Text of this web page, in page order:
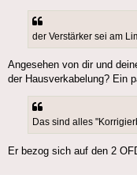
der Verstärker sei am
Angesehen von dir und
der Hausverkabelung? Ein
Das sind alles
Er bezog sich auf den 2